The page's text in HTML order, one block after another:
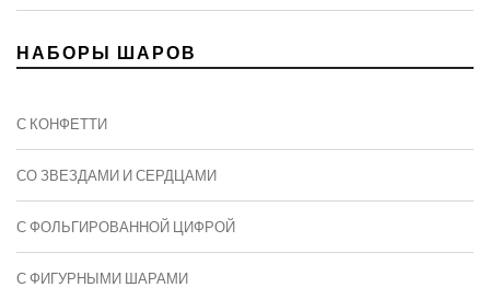
НАБОРЫ ШАРОВ
С КОНФЕТТИ
СО ЗВЕЗДАМИ И СЕРДЦАМИ
С ФОЛЬГИРОВАННОЙ ЦИФРОЙ
С ФИГУРНЫМИ ШАРАМИ